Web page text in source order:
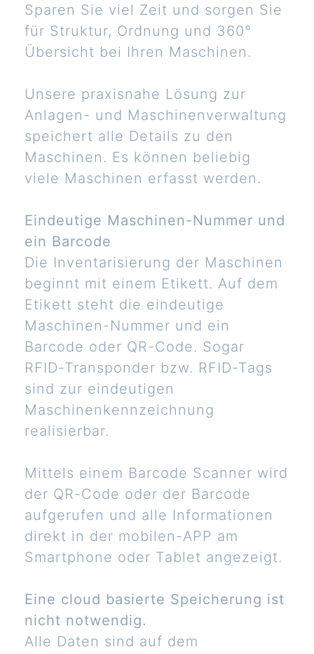
Sparen Sie viel Zeit und sorgen Sie
für Struktur, Ordnung und 360°
Übersicht bei Ihren Maschinen.
Unsere praxisnahe Lösung zur
Anlagen- und Maschinenverwaltung
speichert alle Details zu den
Maschinen. Es können beliebig
viele Maschinen erfasst werden.
Eindeutige Maschinen-Nummer und
ein Barcode
Die Inventarisierung der Maschinen
beginnt mit einem Etikett. Auf dem
Etikett steht die eindeutige
Maschinen-Nummer und ein
Barcode oder QR-Code. Sogar
RFID-Transponder bzw. RFID-Tags
sind zur eindeutigen
Maschinenkennzeichnung
realisierbar.
Mittels einem Barcode Scanner wird
der QR-Code oder der Barcode
aufgerufen und alle Informationen
direkt in der mobilen-APP am
Smartphone oder Tablet angezeigt.
Eine cloud basierte Speicherung ist
nicht notwendig.
Alle Daten sind auf dem